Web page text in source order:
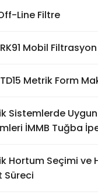
Line Filtre
Mobil
Metrik Form
Sistemlerde
İMMB Tuğba
Hortum Seçimi ve
Süreci